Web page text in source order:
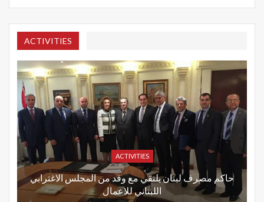
ACTIVITIES
ACTIVITIES
حاكم مصرف لبنان يلتقي مع وفد من المجلس الاغترابي
اللبناني للاعمال